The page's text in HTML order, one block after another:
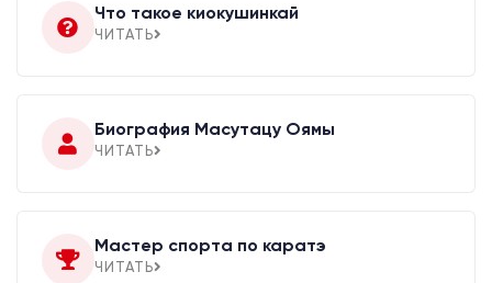
Что такое киокушинкай
ЧИТАТЬ
Биография Масутацу Оямы
ЧИТАТЬ
Мастер спорта по каратэ
ЧИТАТЬ